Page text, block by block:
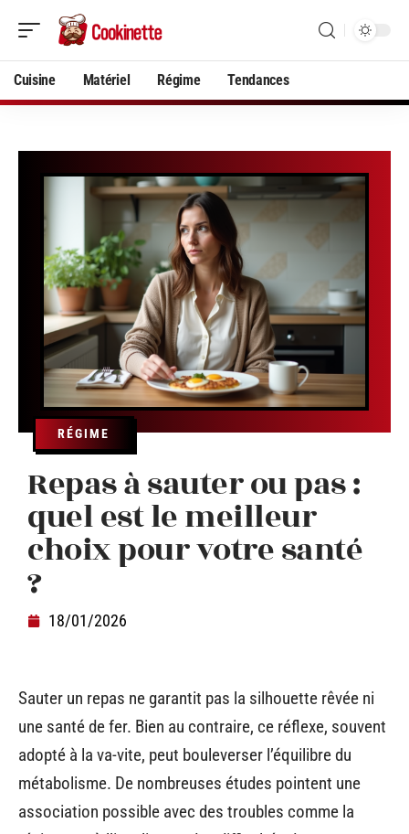
Cuisine Matériel Régime Tendances
RÉGIME
Repas à sauter ou pas :
quel est le meilleur
choix pour votre santé
?
18/01/2026
Sauter un repas ne garantit pas la silhouette rêvée ni
une santé de fer. Bien au contraire, ce réflexe, souvent
adopté à la va-vite, peut bouleverser l’équilibre du
métabolisme. De nombreuses études pointent une
association possible avec des troubles comme la